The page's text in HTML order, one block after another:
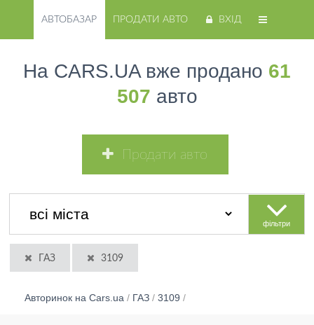
АВТОБАЗАР ПРОДАТИ АВТО ВХІД
На CARS.UA вже продано 61
507 авто
Продати авто
фільтри
ГАЗ 3109
Авторинок на Cars.ua / ГАЗ / 3109 /